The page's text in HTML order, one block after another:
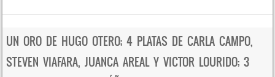
UN ORO DE HUGO OTERO; 4 PLATAS DE CARLA CAMPO,
STEVEN VIAFARA, JUANCA AREAL Y VICTOR LOURIDO; 3